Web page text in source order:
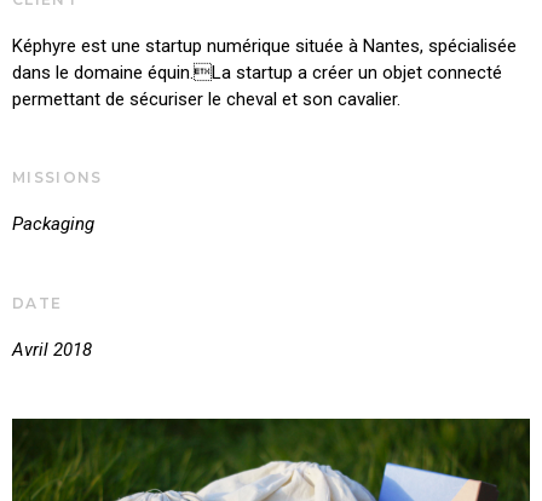
Képhyre est une startup numérique située à Nantes, spécialisée
dans le domaine équin.La startup a créer un objet connecté
permettant de sécuriser le cheval et son cavalier.
MISSIONS
Packaging
DATE
Avril 2018